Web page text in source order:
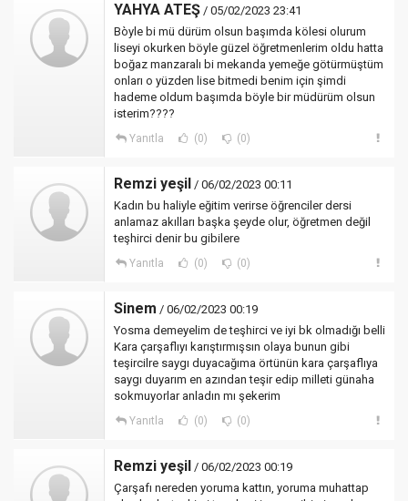
YAHYA ATEŞ / 05/02/2023 23:41
Bòyle bi mü dürüm olsun başımda kölesi olurum
liseyi okurken böyle güzel öğretmenlerim oldu hatta
boğaz manzaralı bi mekanda yemeğe götürmüştüm
onları o yüzden lise bitmedi benim için şimdi
hademe oldum başımda böyle bir müdürüm olsun
isterim????
Yanıtla (0) (0)
Remzi yeşil / 06/02/2023 00:11
Kadın bu haliyle eğitim verirse öğrenciler dersi
anlamaz akılları başka şeyde olur, öğretmen değil
teşhirci denir bu gibilere
Yanıtla (0) (0)
Sinem / 06/02/2023 00:19
Yosma demeyelim de teşhirci ve iyi bk olmadığı belli
Kara çarşaflıyı karıştırmışsın olaya bunun gibi
teşircilre saygı duyacağıma örtünün kara çarşaflıya
saygı duyarım en azından teşir edip milleti günaha
sokmuyorlar anladın mı şekerim
Yanıtla (0) (0)
Remzi yeşil / 06/02/2023 00:19
Çarşafı nereden yoruma kattın, yoruma muhattap